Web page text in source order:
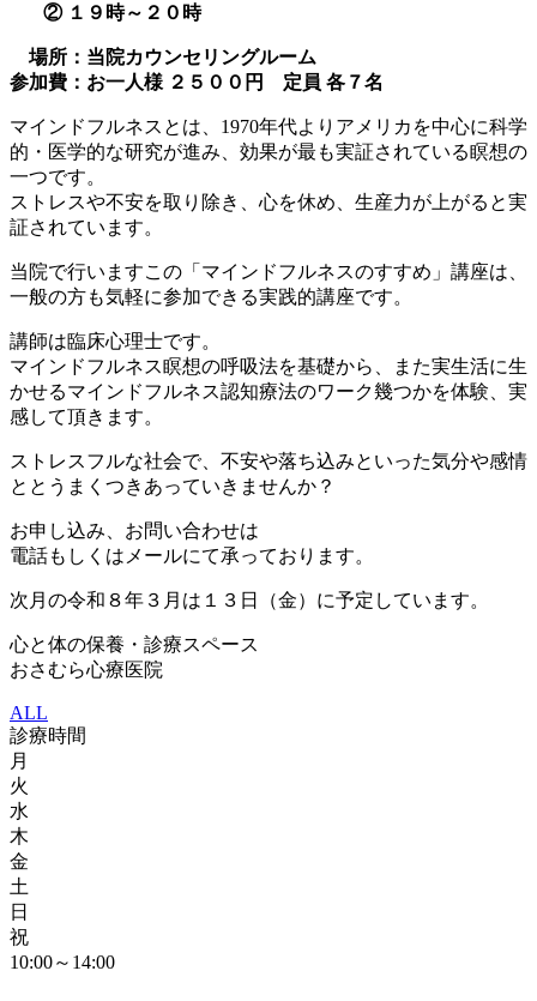
② １９時～２０時
場所：当院カウンセリングルーム
参加費：お一人様 ２５００円 定員 各７名
マインドフルネスとは、1970年代よりアメリカを中心に科学
的・医学的な研究が進み、効果が最も実証されている瞑想の
一つです。
ストレスや不安を取り除き、心を休め、生産力が上がると実
証されています。
当院で行いますこの「マインドフルネスのすすめ」講座は、
一般の方も気軽に参加できる実践的講座です。
講師は臨床心理士です。
マインドフルネス瞑想の呼吸法を基礎から、また実生活に生
かせるマインドフルネス認知療法のワーク幾つかを体験、実
感して頂きます。
ストレスフルな社会で、不安や落ち込みといった気分や感情
ととうまくつきあっていきませんか？
お申し込み、お問い合わせは
電話もしくはメールにて承っております。
次月の令和８年３月は１３日（金）に予定しています。
心と体の保養・診療スペース
おさむら心療医院
ALL
診療時間
月
火
水
木
金
土
日
祝
10:00～14:00